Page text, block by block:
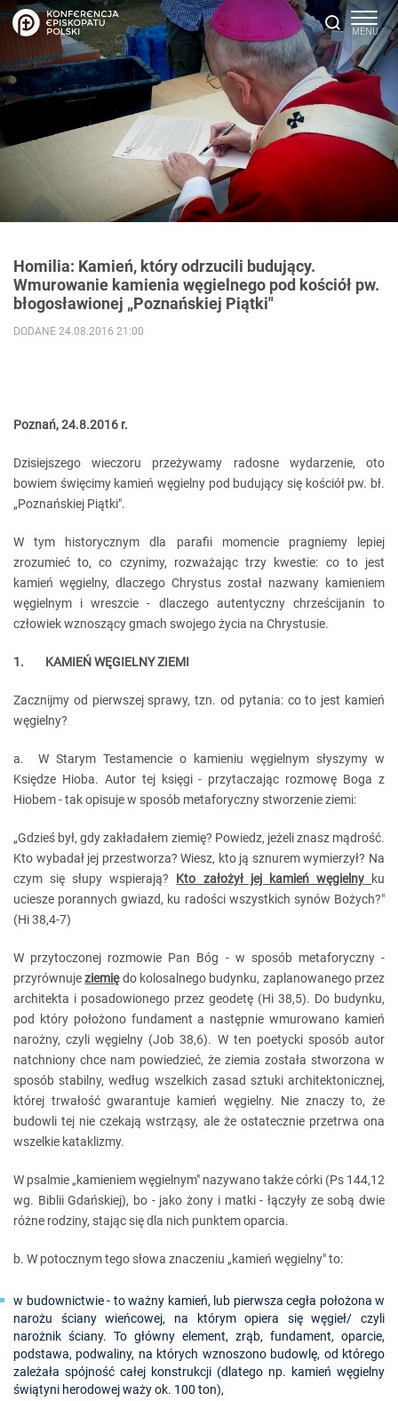
Homilia: Kamień, który odrzucili budujący.
Wmurowanie kamienia węgielnego pod kościół pw.
błogosławionej „Poznańskiej Piątki"
DODANE 24.08.2016 21:00
Poznań, 24.8.2016 r.
Dzisiejszego wieczoru przeżywamy radosne wydarzenie, oto
bowiem święcimy kamień węgielny pod budujący się kościół pw. bł.
„Poznańskiej Piątki".
W tym historycznym dla parafii momencie pragniemy lepiej
zrozumieć to, co czynimy, rozważając trzy kwestie: co to jest
kamień węgielny, dlaczego Chrystus został nazwany kamieniem
węgielnym i wreszcie - dlaczego autentyczny chrześcijanin to
człowiek wznoszący gmach swojego życia na Chrystusie.
1. KAMIEŃ WĘGIELNY ZIEMI
Zacznijmy od pierwszej sprawy, tzn. od pytania: co to jest kamień
węgielny?
a. W Starym Testamencie o kamieniu węgielnym słyszymy w
Księdze Hioba. Autor tej księgi - przytaczając rozmowę Boga z
Hiobem - tak opisuje w sposób metaforyczny stworzenie ziemi:
„Gdzieś był, gdy zakładałem ziemię? Powiedz, jeżeli znasz mądrość.
Kto wybadał jej przestworza? Wiesz, kto ją sznurem wymierzył? Na
czym się słupy wspierają? Kto założył jej kamień węgielny
ku
uciesze porannych gwiazd, ku radości wszystkich synów Bożych?"
(Hi 38,4-7)
W przytoczonej rozmowie Pan Bóg - w sposób metaforyczny -
przyrównujeziemiędo kolosalnego budynku, zaplanowanego przez
architekta i posadowionego przez geodetę (Hi 38,5). Do budynku,
pod który położono fundament a następnie wmurowano kamień
narożny, czyli węgielny (Job 38,6). W ten poetycki sposób autor
natchniony chce nam powiedzieć, że ziemia została stworzona w
sposób stabilny, według wszelkich zasad sztuki architektonicznej,
której trwałość gwarantuje kamień węgielny. Nie znaczy to, że
budowli tej nie czekają wstrząsy, ale że ostatecznie przetrwa ona
wszelkie kataklizmy.
W psalmie „kamieniem węgielnym" nazywano także córki (Ps 144,12
wg. Biblii Gdańskiej), bo - jako żony i matki - łączyły ze sobą dwie
różne rodziny, stając się dla nich punktem oparcia.
b. W potocznym tego słowa znaczeniu „kamień węgielny" to:
w budownictwie - to ważny kamień, lub pierwsza cegła położona w
narożu ściany wieńcowej, na którym opiera się węgieł/ czyli
narożnik ściany. To główny element, zrąb, fundament, oparcie,
podstawa, podwaliny, na których wznoszono budowlę, od którego
zależała spójność całej konstrukcji (dlatego np. kamień węgielny
świątyni herodowej waży ok. 100 ton),